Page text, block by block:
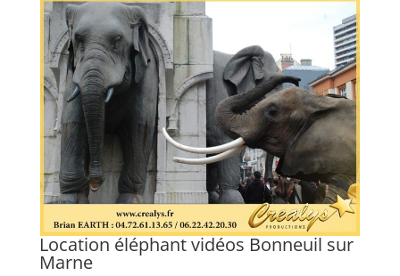
Location éléphant vidéos Bonneuil sur
Marne